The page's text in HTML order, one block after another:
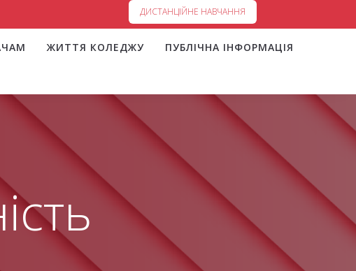
ДИСТАНЦІЙНЕ НАВЧАННЯ
ЖИТТЯ КОЛЕДЖУ ПУБЛІЧНА ІНФОРМАЦІЯ